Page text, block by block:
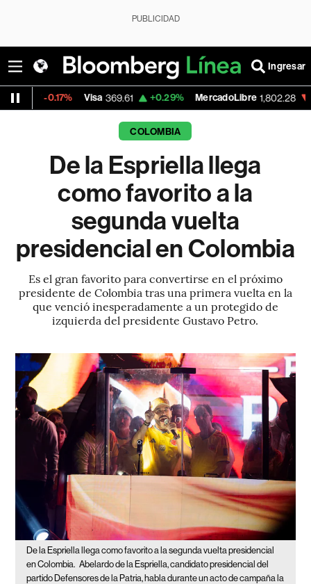
PUBLICIDAD
Ingresar
369.61 +0.29% MercadoLibre 1,802.28 -6.37% Banco
COLOMBIA
De la Espriella llega
como favorito a la
segunda vuelta
presidencial en Colombia
Es el gran favorito para convertirse en el próximo
presidente de Colombia tras una primera vuelta en la
que venció inesperadamente a un protegido de
izquierda del presidente Gustavo Petro.
De la Espriella llega como favorito a la segunda vuelta presidencial
en Colombia. Abelardo de la Espriella, candidato presidencial del
partido Defensores de la Patria, habla durante un acto de campaña la